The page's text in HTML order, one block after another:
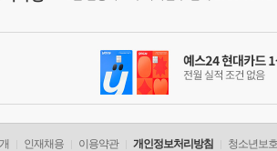
인재채용 이용약관 개인정보처리방침 청소년보